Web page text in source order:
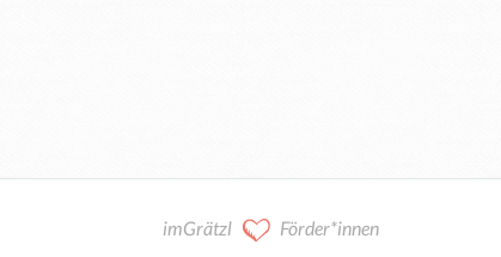
imGrätzl Förder*innen